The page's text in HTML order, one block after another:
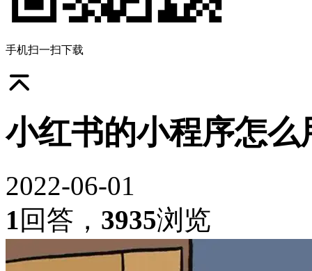
手机扫一扫下载
小红书的小程序怎
2022-06-01
1 回答， 3935浏览